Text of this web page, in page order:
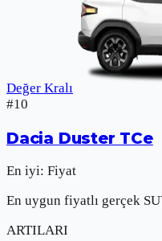
Değer Kralı
#10
Dacia Duster TCe
En iyi: Fiyat
En uygun fiyatlı gerçek
ARTILARI